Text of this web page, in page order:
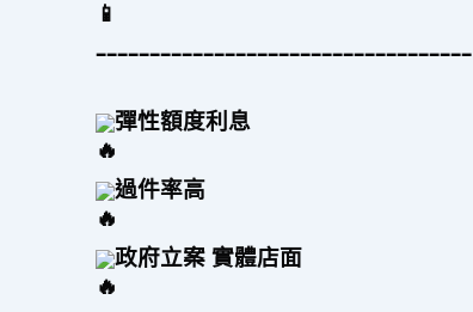
–––––––––––––––––––––––––––––––––––
彈性額度利息
過件率高
政府立案 實體店面